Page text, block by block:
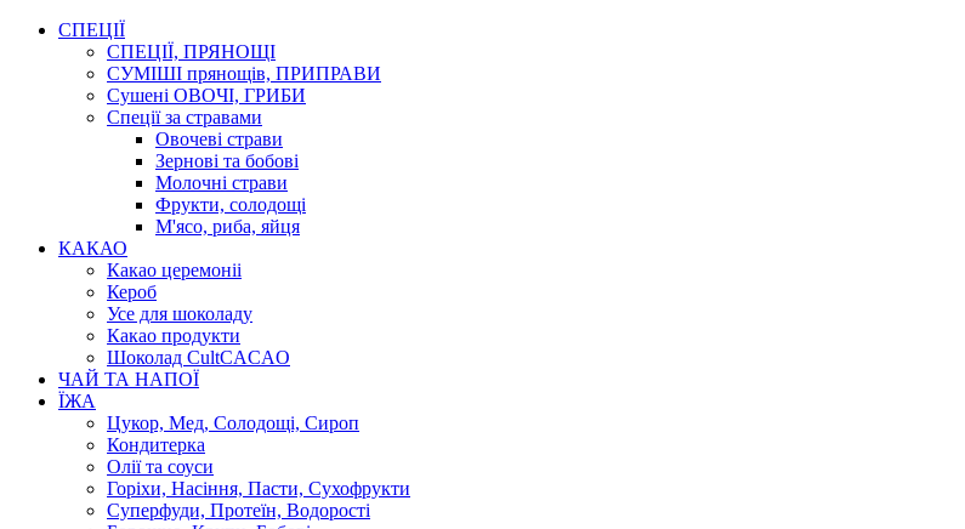
СПЕЦІЇ
СПЕЦІЇ, ПРЯНОЩІ
СУМІШІ прянощів, ПРИПРАВИ
Сушені ОВОЧІ, ГРИБИ
Спеції за стравами
Овочеві страви
Зернові та бобові
Молочні страви
Фрукти, солодощі
М'ясо, риба, яйця
КАКАО
Какао церемоніі
Кероб
Усе для шоколаду
Какао продукти
Шоколад CultCACAO
ЧАЙ ТА НАПОЇ
ЇЖА
Цукор, Мед, Солодощі, Сироп
Кондитерка
Олії та соуси
Горіхи, Насіння, Пасти, Сухофрукти
Суперфуди, Протеїн, Водорості